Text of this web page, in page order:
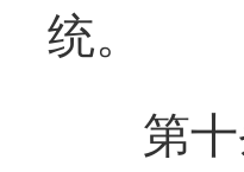
统。
第十条